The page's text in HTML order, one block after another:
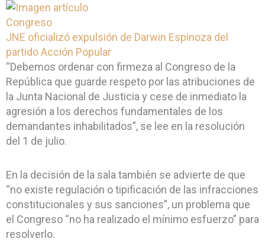
Congreso
JNE oficializó expulsión de Darwin Espinoza del
partido Acción Popular
“Debemos ordenar con firmeza al Congreso de la
República que guarde respeto por las atribuciones de
la Junta Nacional de Justicia y cese de inmediato la
agresión a los derechos fundamentales de los
demandantes inhabilitados”, se lee en la resolución
del 1 de julio.
En la decisión de la sala también se advierte de que
“no existe regulación o tipificación de las infracciones
constitucionales y sus sanciones”, un problema que
el Congreso “no ha realizado el mínimo esfuerzo” para
resolverlo.